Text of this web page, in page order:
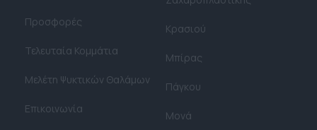
Προσφορές
Τελευταία Κομμάτια
Μελέτη Ψυκτικών Θαλάμων​
Επικοινωνία
Κρασιού
Μπίρας
Πάγκου
Μονά